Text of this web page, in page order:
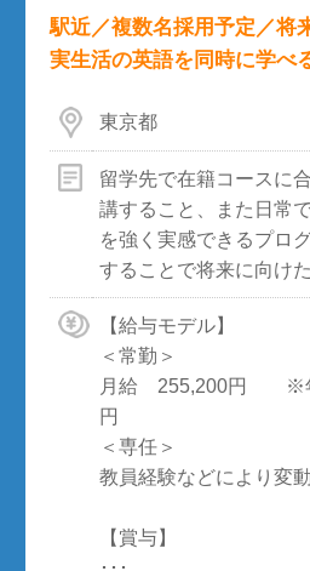
駅近／複数名採用予定／将
実生活の英語を同時に学べ
東京都
留学先で在籍コースに
講すること、また日常
を強く実感できるプロ
することで将来に向け
【給与モデル】
＜常勤＞
月給 255,200円 ※年
円
＜専任＞
教員経験などにより変動
【賞与】